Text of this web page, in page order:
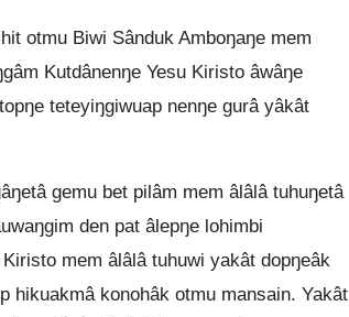
otmu Biwi Sânduk Amboŋaŋe mem
Kutdânenŋe Yesu Kiristo âwâŋe
teteyiŋgiwuap nenŋe gurâ yâkât
gemu bet pilâm mem âlâlâ tuhuŋetâ
den pat âlepŋe lohimbi
mem âlâlâ tuhuwi yakât dopŋeâk
hikuakmâ konohâk otmu mansain. Yakât